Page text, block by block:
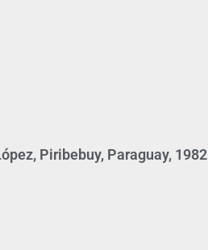
Piribebuy, Paraguay, 1982